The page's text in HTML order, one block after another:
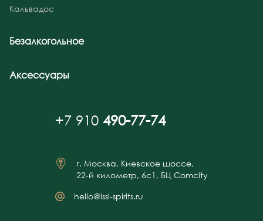
Кальвадос
Безалкогольное
Аксессуары
+7 910 490-77-74
г. Москва, Киевское шоссе,
22-й километр, 6с1, БЦ Comcity
hello@issi-spirits.ru